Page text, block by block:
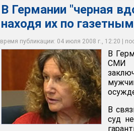
В Германии "черная
находя их по
время публикации: 04 июля 2008 г., 12:20 |
В
СМИ
В
суд